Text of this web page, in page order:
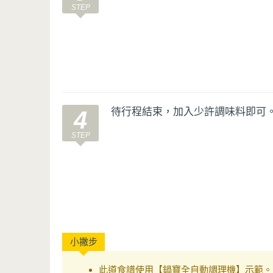
4 待行程結束，加入少許調味料即可
此道食譜使用【鍋寶全自動調理機】示範。